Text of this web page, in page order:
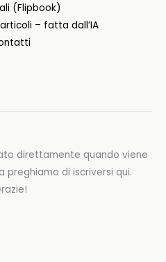
(Flipbook)
– fatta dall’IA
direttamente quando viene
preghiamo di iscriversi qui.